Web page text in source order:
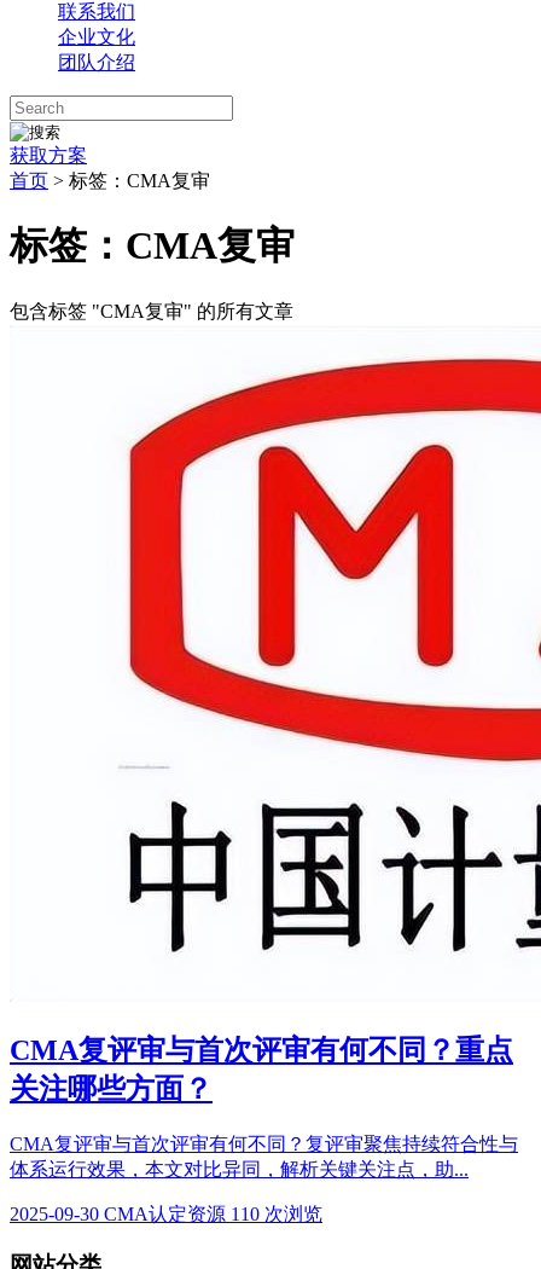
联系我们
企业文化
团队介绍
获取方案
首页 > 标签：CMA复审
标签：CMA复审
包含标签 "CMA复审" 的所有文章
CMA复评审与首次评审有何不同？重点
关注哪些方面？
CMA复评审与首次评审有何不同？复评审聚焦持续符合性与
体系运行效果，本文对比异同，解析关键关注点，助...
2025-09-30 CMA认定资源 110 次浏览